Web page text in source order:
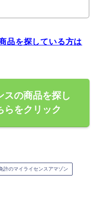
品を探している方は
スの商品を探し
らをクリック
許のマイライセンスアマゾン